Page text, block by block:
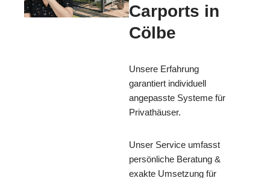
Carports in
Cölbe
Unsere Erfahrung
garantiert individuell
angepasste Systeme für
Privathäuser.
Unser Service umfasst
persönliche Beratung &
exakte Umsetzung für